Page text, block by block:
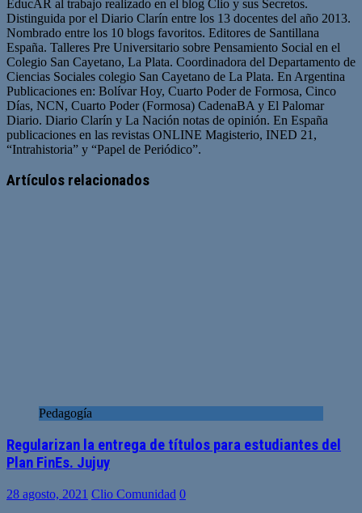
EducAR al trabajo realizado en el blog Clio y sus Secretos.
Distinguida por el Diario Clarín entre los 13 docentes del año 2013.
Nombrado entre los 10 blogs favoritos. Editores de Santillana
España. Talleres Pre Universitario sobre Pensamiento Social en el
Colegio San Cayetano, La Plata. Coordinadora del Departamento de
Ciencias Sociales colegio San Cayetano de La Plata. En Argentina
Publicaciones en: Bolívar Hoy, Cuarto Poder de Formosa, Cinco
Días, NCN, Cuarto Poder (Formosa) CadenaBA y El Palomar
Diario. Diario Clarín y La Nación notas de opinión. En España
publicaciones en las revistas ONLINE Magisterio, INED 21,
“Intrahistoria” y “Papel de Periódico”.
web
Artículos relacionados
Pedagogía
Regularizan la entrega de títulos para estudiantes del
Plan FinEs. Jujuy
28 agosto, 2021 Clio Comunidad 0